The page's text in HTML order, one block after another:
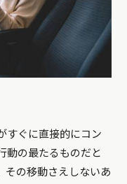
すぐに直接的にコン
動の最たるものだと
その移動さえしないあ